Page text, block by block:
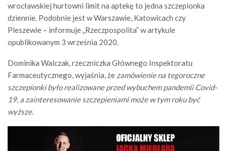
wrocławskiej hurtowni limit na aptekę to jedna szczepionka
dziennie. Podobnie jest w Warszawie, Katowicach czy
Pleszewie – informuje „Rzeczpospolita” w artykule
opublikowanym 3 września 2020.
Dominika Walczak, rzeczniczka Głównego Inspektoratu
Farmaceutycznego, wyjaśnia, że zamówienie na tegoroczne
szczepionki było realizowane przed wybuchem pandemii Covid-
19, a zainteresowanie szczepieniami może w tym roku być
wyższe.